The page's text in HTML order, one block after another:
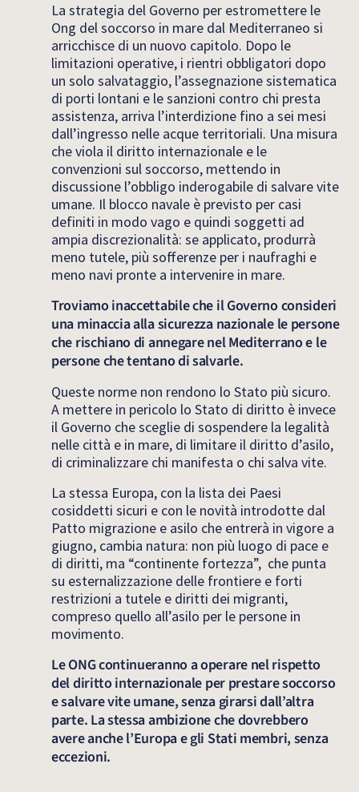
La strategia del Governo per estromettere le
Ong del soccorso in mare dal Mediterraneo si
arricchisce di un nuovo capitolo. Dopo le
limitazioni operative, i rientri obbligatori dopo
un solo salvataggio, l’assegnazione sistematica
di porti lontani e le sanzioni contro chi presta
assistenza, arriva l’interdizione fino a sei mesi
dall’ingresso nelle acque territoriali. Una misura
che viola il diritto internazionale e le
convenzioni sul soccorso, mettendo in
discussione l’obbligo inderogabile di salvare vite
umane. Il blocco navale è previsto per casi
definiti in modo vago e quindi soggetti ad
ampia discrezionalità: se applicato, produrrà
meno tutele, più sofferenze per i naufraghi e
meno navi pronte a intervenire in mare.
Troviamo inaccettabile che il Governo consideri
una minaccia alla sicurezza nazionale le persone
che rischiano di annegare nel Mediterrano e le
persone che tentano di salvarle.
Queste norme non rendono lo Stato più sicuro.
A mettere in pericolo lo Stato di diritto è invece
il Governo che sceglie di sospendere la legalità
nelle città e in mare, di limitare il diritto d’asilo,
di criminalizzare chi manifesta o chi salva vite.
La stessa Europa, con la lista dei Paesi
cosiddetti sicuri e con le novità introdotte dal
Patto migrazione e asilo che entrerà in vigore a
giugno, cambia natura: non più luogo di pace e
di diritti, ma “continente fortezza”, che punta
su esternalizzazione delle frontiere e forti
restrizioni a tutele e diritti dei migranti,
compreso quello all’asilo per le persone in
movimento.
Le ONG continueranno a operare nel rispetto
del diritto internazionale per prestare soccorso
e salvare vite umane, senza girarsi dall’altra
parte. La stessa ambizione che dovrebbero
avere anche l’Europa e gli Stati membri, senza
eccezioni.